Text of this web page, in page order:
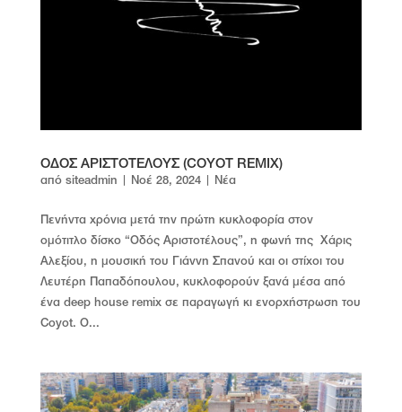
ΟΔΟΣ ΑΡΙΣΤΟΤΕΛΟΥΣ (COYOT REMIX)
από siteadmin Νοέ 28, 2024| Νέα
Πενήντα χρόνια μετά την πρώτη κυκλοφορία στον
ομότιτλο δίσκο “Οδός Αριστοτέλους”, η φωνή της Χάρις
Αλεξίου, η μουσική του Γιάννη Σπανού και οι στίχοι του
Λευτέρη Παπαδόπουλου, κυκλοφορούν ξανά μέσα από
ένα deep house remix σε παραγωγή κι ενορχήστρωση του
Coyot. Ο...